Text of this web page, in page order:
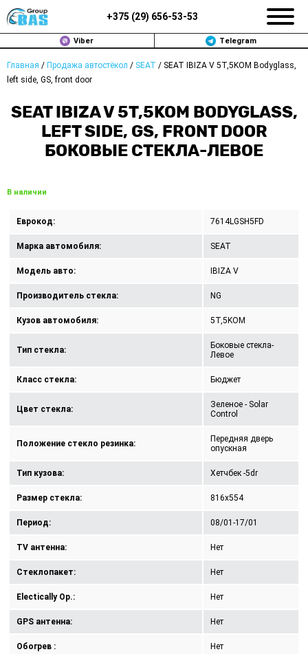
+375 (29) 656-53-53
Viber Telegram
Главная / Продажа автостёкол / SEAT / SEAT IBIZA V 5T,5KOM Bodyglass,
left side, GS, front door
SEAT IBIZA V 5T,5KOM BODYGLASS,
LEFT SIDE, GS, FRONT DOOR
БОКОВЫЕ СТЕКЛА-ЛЕВОЕ
В наличии
Еврокод: 7614LGSH5FD
Марка автомобиля: SEAT
Модель авто: IBIZA V
Производитель стекла: NG
Кузов автомобиля: 5T,5KOM
Тип стекла:
Боковые стекла-
Левое
Класс стекла: Бюджет
Цвет стекла:
Зеленое - Solar
Control
Положение стекло резинка:
Передняя дверь
опускная
Тип кузова: Хетчбек -5dr
Размер стекла: 816x554
Период: 08/01-17/01
TV антенна: Нет
Стеклопакет: Нет
Electically Op.: Нет
GPS антенна: Нет
Обогрев : Нет
ЗАМЕНА АВТОСТЕКОЛ В МИНСКЕ
ПРОДАЖА АВТОСТЁКОЛ
РЕМОНТ
ПОЛИТИКА КОНФИДЕНЦИАЛЬНОСТИ